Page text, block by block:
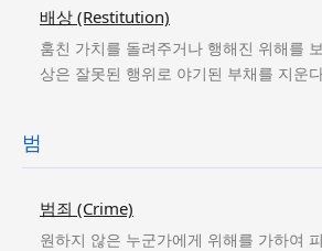
배상 (Restitution)
훔친 가치를 돌려주거나 행해진 위해를
상은 잘못된 행위로 야기된 부채를 지운
범
범죄 (Crime)
원하지 않은 누군가에게 위해를 가하여